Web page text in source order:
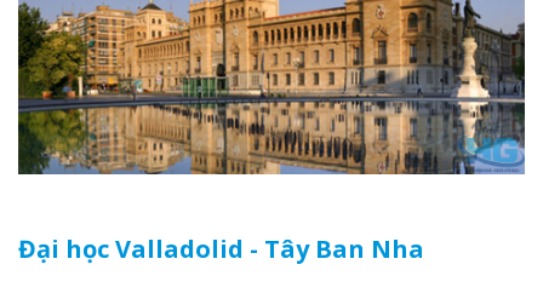
Đại học Valladolid - Tây Ban Nha